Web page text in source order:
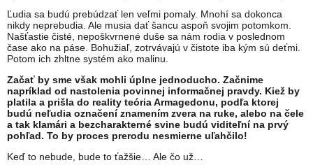
Ľudia sa budú prebúdzať len veľmi pomaly. Mnohí sa dokonca
nikdy neprebudia. Ale musia dať šancu aspoň svojim potomkom.
Našťastie čisté, nepoškvrnené duše sa nám rodia v poslednom
čase ako na páse. Bohužiaľ, zotrvávajú v čistote iba kým sú deťmi.
Potom ich zhltne systém ako malinu.
Začať by sme však mohli úplne jednoducho. Začnime
napríklad od nastolenia povinnej informačnej pravdy. Kiež by
platila a prišla do reality teória Armagedonu, podľa ktorej
budú neľudia označení znamením zvera na ruke, alebo na čele
a tak klamári a bezcharakterné svine budú viditeľní na prvý
pohľad. To by proces prerodu nesmierne uľahčilo!
Keď to nebude, bude to ťažšie… Ale čo už…